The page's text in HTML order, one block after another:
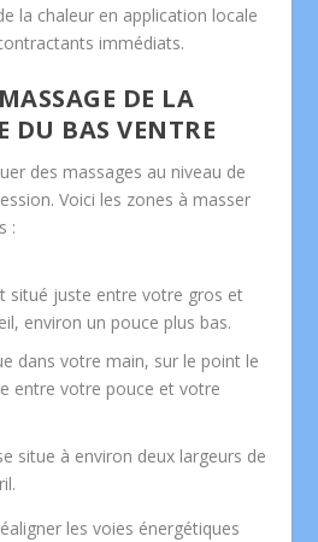
la chaleur en application locale
immédiats.
DE LA
DU BAS VENTRE
des massages au niveau de
Voici les zones à masser
:
situé juste entre votre gros et
environ un pouce plus bas.
dans votre main, sur le point le
entre votre pouce et votre
situe à environ deux largeurs de
les voies énergétiques